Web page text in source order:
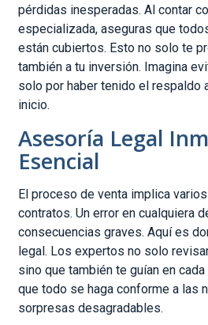
pérdidas inesperadas. Al contar
especializada, aseguras que
están cubiertos. Esto no solo te
también a tu inversión. Imagina
solo por haber tenido el respaldo
inicio.
Asesoría Legal
Esencial
El proceso de venta implica
contratos. Un error en cualquiera
consecuencias graves. Aquí es
legal. Los expertos no solo
sino que también te guían en
que todo se haga conforme a las
sorpresas desagradables.